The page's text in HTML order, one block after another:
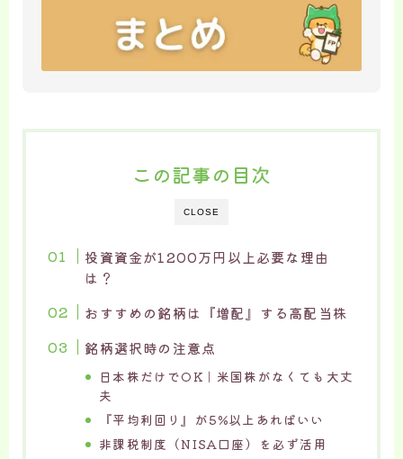
CLOSE
この記事の目次
投資資金が1200万円以上必要な理由
は？
おすすめの銘柄は『増配』する高配当株
銘柄選択時の注意点
日本株だけでOK｜米国株がなくても大丈
夫
『平均利回り』が5%以上あればいい
非課税制度（NISA口座）を必ず活用